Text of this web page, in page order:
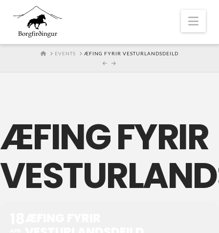
HOMEEVENTS ÆFING FYRIR VESTURLANDSDEILD
ÆFING FYRIR